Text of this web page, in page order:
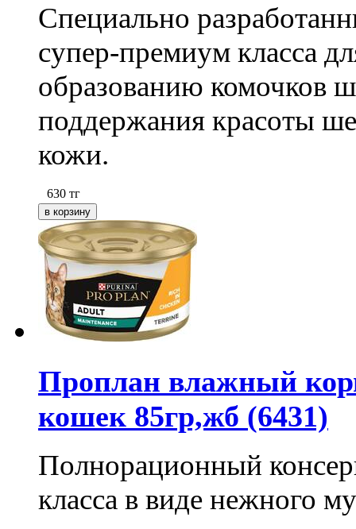
Специально
супер-премиум класса
образованию комочков
поддержания красоты
кожи.
630 тг
Проплан влажный
кошек 85гр,жб (6431)
Полнорационный
класса в виде нежного